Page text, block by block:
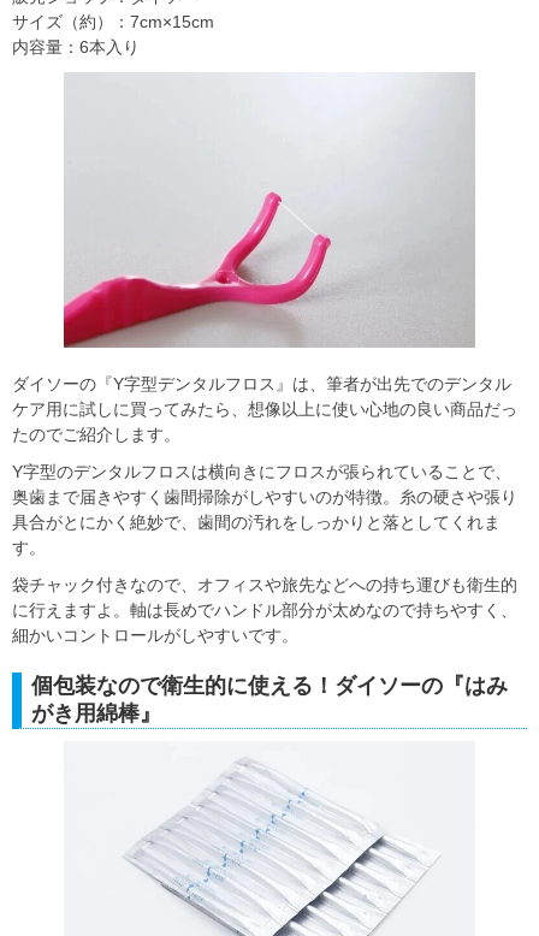
サイズ（約）：7cm×15cm
内容量：6本入り
ダイソーの『Y字型デンタルフロス』は、筆者が出先でのデンタル
ケア用に試しに買ってみたら、想像以上に使い心地の良い商品だっ
たのでご紹介します。
Y字型のデンタルフロスは横向きにフロスが張られていることで、
奥歯まで届きやすく歯間掃除がしやすいのが特徴。糸の硬さや張り
具合がとにかく絶妙で、歯間の汚れをしっかりと落としてくれま
す。
袋チャック付きなので、オフィスや旅先などへの持ち運びも衛生的
に行えますよ。軸は長めでハンドル部分が太めなので持ちやすく、
細かいコントロールがしやすいです。
個包装なので衛生的に使える！ダイソーの『はみ
がき用綿棒』